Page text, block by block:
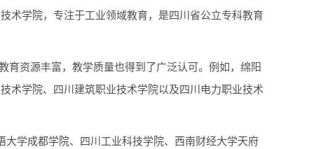
术学院，专注于工业领域教育，是四川省公立专科教育
育资源丰富，教学质量也得到了广泛认可。例如，绵阳
术学院、四川建筑职业技术学院以及四川电力职业技术
学成都学院、四川工业科技学院、西南财经大学天府